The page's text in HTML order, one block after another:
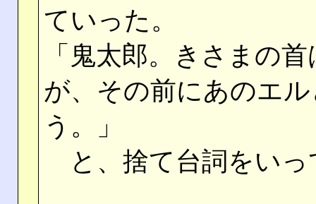
ていった。
「鬼太郎。きさまの
が、その前にあのエ
う。」
と、捨て台詞をいっ